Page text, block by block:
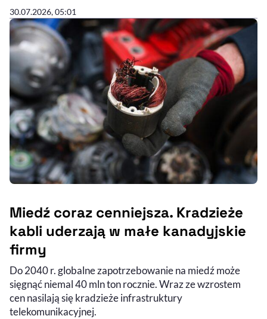
30.07.2026, 05:01
Miedź coraz cenniejsza. Kradzieże
kabli uderzają w małe kanadyjskie
firmy
Do 2040 r. globalne zapotrzebowanie na miedź może
sięgnąć niemal 40 mln ton rocznie. Wraz ze wzrostem
cen nasilają się kradzieże infrastruktury
telekomunikacyjnej.